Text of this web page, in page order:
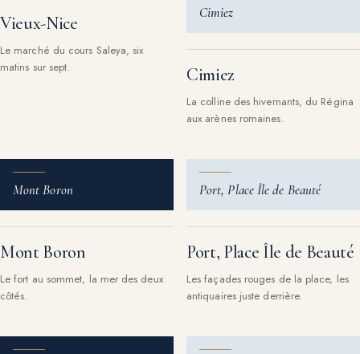
Vieux-Nice
Le marché du cours Saleya, six
matins sur sept.
Cimiez
Cimiez
La colline des hivernants, du Régina
aux arènes romaines.
Mont Boron
Mont Boron
Le fort au sommet, la mer des deux
côtés.
Port, Place Île de Beauté
Port, Place Île de Beauté
Les façades rouges de la place, les
antiquaires juste derrière.